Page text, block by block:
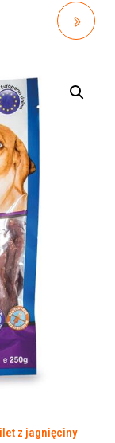
z jagnięciny